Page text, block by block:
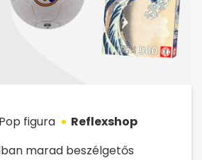
figura Reflexshop
marad beszélgetős